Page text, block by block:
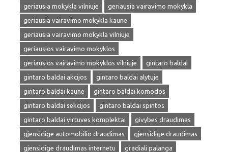
geriausia mokykla vilniuje
geriausia vairavimo mokykla
geriausia vairavimo mokykla kaune
geriausia vairavimo mokykla vilniuje
geriausios vairavimo mokyklos
geriausios vairavimo mokyklos vilniuje
gintaro baldai
gintaro baldai akcijos
gintaro baldai alytuje
gintaro baldai kaune
gintaro baldai komodos
gintaro baldai sekcijos
gintaro baldai spintos
gintaro baldai virtuves komplektai
givybes draudimas
gjensidige automobilio draudimas
gjensidige draudimas
gjensidige draudimas internetu
gradiali palanga